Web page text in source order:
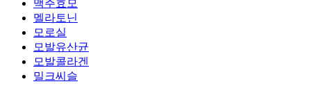
맥주효모
멜라토닌
모로실
모발유산균
모발콜라겐
밀크씨슬